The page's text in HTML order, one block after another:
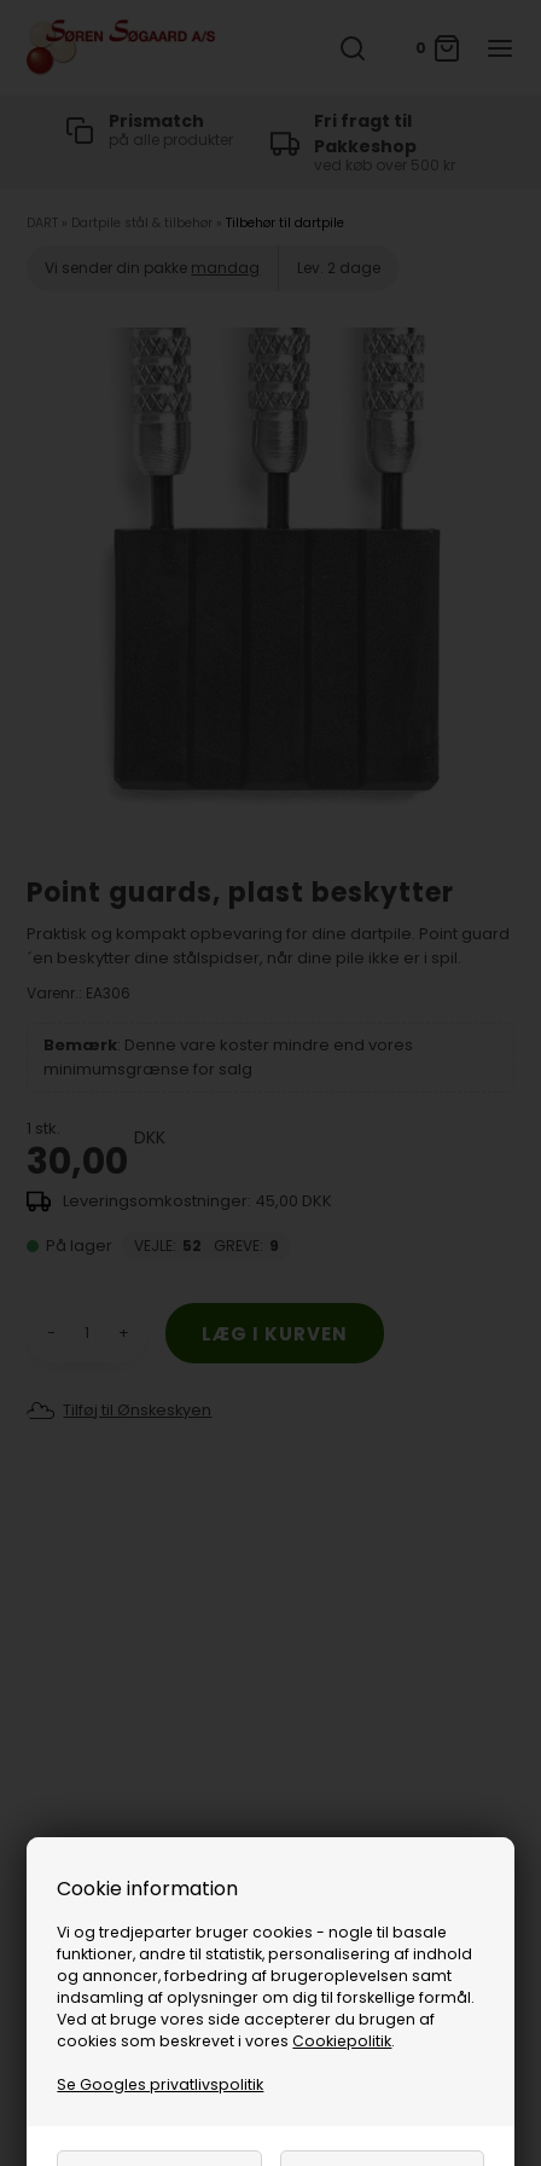
Cookie information
Vi og tredjeparter bruger cookies - nogle til basale
funktioner, andre til statistik, personalisering af indhold
og annoncer, forbedring af brugeroplevelsen samt
indsamling af oplysninger om dig til forskellige formål.
Ved at bruge vores side accepterer du brugen af
cookies som beskrevet i voresCookiepolitik.
Se Googles privatlivspolitik
0
Prismatch
på alle produkter
Fri fragt til
Pakkeshop
ved køb over 500 kr
DART Dartpile stål & tilbehør »Tilbehør til dartpile
Vi sender din pakke mandag Lev. 2 dage
Point guards, plast beskytter
Praktisk og kompakt opbevaring for dine dartpile. Point guard
´en beskytter dine stålspidser, når dine pile ikke er i spil.
Varenr.: EA306
Bemærk: Denne vare koster mindre end vores
minimumsgrænse for salg
1 stk.
30,00 DKK
45,00 DKK
På lager
VEJLE: 52 GREVE: 9
- +
Tilføj til Ønskeskyen